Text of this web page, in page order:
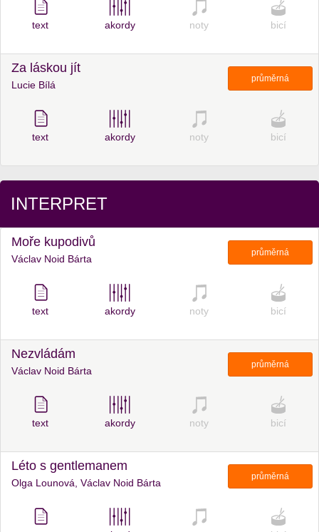
text akordy noty bicí
Za láskou jít
Lucie Bílá
průměrná
text akordy noty bicí
INTERPRET
Moře kupodivů
Václav Noid Bárta
průměrná
text akordy noty bicí
Nezvládám
Václav Noid Bárta
průměrná
text akordy noty bicí
Léto s gentlemanem
Olga Lounová, Václav Noid Bárta
průměrná